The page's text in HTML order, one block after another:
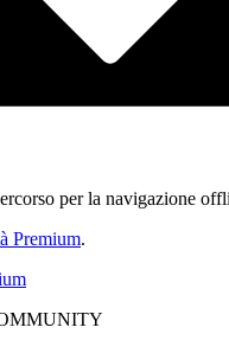
per la navigazione
Premium.